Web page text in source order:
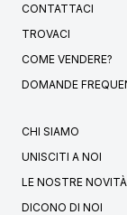
CONTATTACI
TROVACI
COME VENDERE?
DOMANDE
CHI SIAMO
UNISCITI A NOI
LE NOSTRE NOVITÀ
DICONO DI NOI